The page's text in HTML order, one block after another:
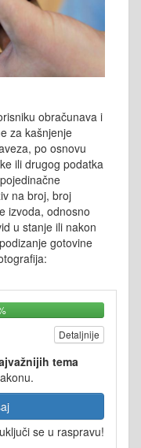
obračunava i
za kašnjenje
po osnovu
ili drugog podatka
na broj, broj
izvoda, odnosno
u stanje ili nakon
gotovine
Detaljnije
tema
se u raspravu!